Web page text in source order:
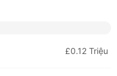
£0.12 Triệu